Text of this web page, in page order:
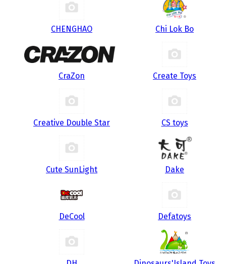
CHENGHAO Chi Lok Bo
CraZon Create Toys
Creative Double Star CS toys
Cute SunLight Dake
DeCool Defatoys